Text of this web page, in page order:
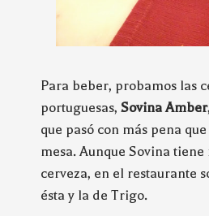
Para beber, probamos las
portuguesas, Sovina Amber
que pasó con más pena
mesa. Aunque Sovina tiene
cerveza, en el restaurante
ésta y la de Trigo.